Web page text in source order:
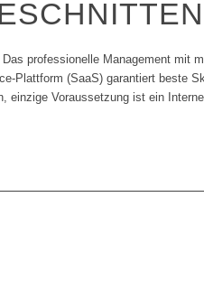
professionelle Management mit
Plattform (SaaS) garantiert beste
einzige Voraussetzung ist ein